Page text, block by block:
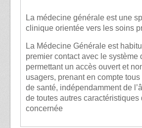
La médecine générale est une
clinique orientée vers les soins
La Médecine Générale est
premier contact avec le système
permettant un accès ouvert et
usagers, prenant en compte
de santé, indépendamment de
de toutes autres caractéristiques
concernée